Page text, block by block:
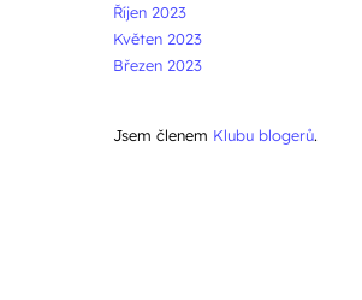
Říjen 2023
Květen 2023
Březen 2023
Jsem členem Klubu blogerů.